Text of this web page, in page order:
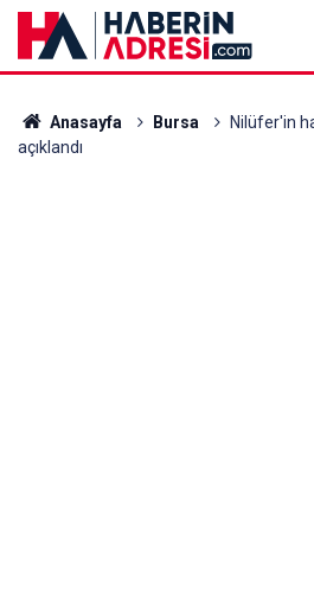
Anasayfa Bursa
Nilüfer'in
açıklandı